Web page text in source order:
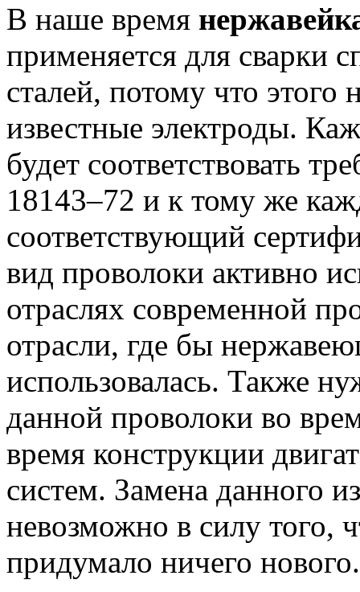
В наше время
применяется для сварки
сталей, потому что этого
известные электроды.
будет соответствовать
18143–72 и к тому же
соответствующий
вид проволоки активно
отраслях современной
отрасли, где бы
использовалась. Также
данной проволоки во
время конструкции
систем. Замена данного
невозможно в силу того,
придумало ничего нового.